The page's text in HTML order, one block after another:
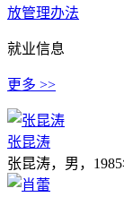
放管理办法
就业信息
更多 >>
张昆涛
张昆涛，男，